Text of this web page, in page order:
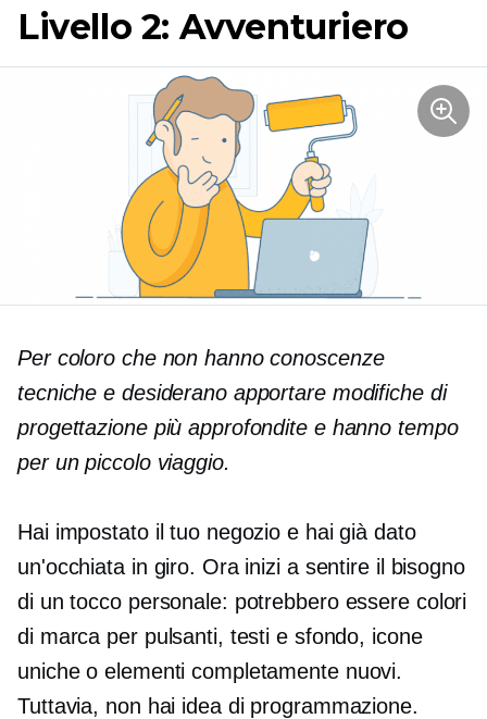
Livello 2: Avventuriero
Per coloro che non hanno conoscenze
tecniche e desiderano apportare modifiche di
progettazione più approfondite e hanno tempo
per un piccolo viaggio.
Hai impostato il tuo negozio e hai già dato
un'occhiata in giro. Ora inizi a sentire il bisogno
di un tocco personale: potrebbero essere colori
di marca per pulsanti, testi e sfondo, icone
uniche o elementi completamente nuovi.
Tuttavia, non hai idea di programmazione.